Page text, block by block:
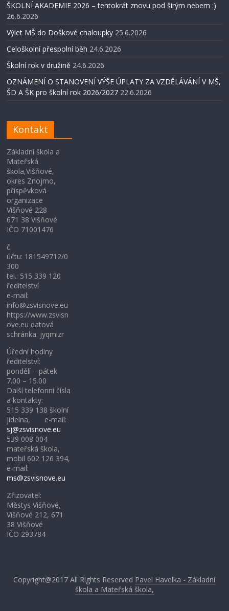
ŠKOLNÍ AKADEMIE 2026 – tentokrát znovu pod širým nebem :)
26.6.2026
Výlet MŠ do Doškové chaloupky 25.6.2026
Celoškolní přespolní běh 24.6.2026
Školní rok v družině 24.6.2026
OZNÁMENÍ O STANOVENÍ VÝŠE ÚPLATY ZA VZDĚLÁVÁNÍ V MŠ,
ŠD A ŠK pro školní rok 2026/2027 22.6.2026
Kontakt
Základní škola a
Mateřská
škola,Višňové,
okres Znojmo,
příspěvková
organizace
Višňové 228
671 38 Višňové
IČO 71001476
č.
účtu: 181549712/0
300
tel.: 515 339 120
ředitelství
e-mail:
info@zsvisnove.eu
https://www.zsvisn
ove.eu datová
schránka: jyqmizr
Úřední hodiny
ředitelství:
pondělí – pátek
7.00 – 15.00
Další telefonní čísla
a kontakty:
515 339 138 školní
jídelna, e-mail:
sj@zsvisnove.eu
539 008 004
mateřská škola,
mobil 602 126 394,
e-mail:
ms@zsvisnove.eu
Zřizovatel:
Městys Višňové,
Višňové 212, 671
38 Višňové
IČO 293784
Copyright@2017All Rights Reserved Pavel Havelka - Základní
škola a Mateřská škola,